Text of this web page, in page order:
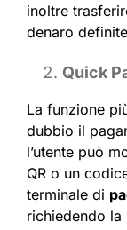
inoltre
denaro
Quick
La funzione
dubbio il
l’utente può
QR o un
terminale di
richiedendo la